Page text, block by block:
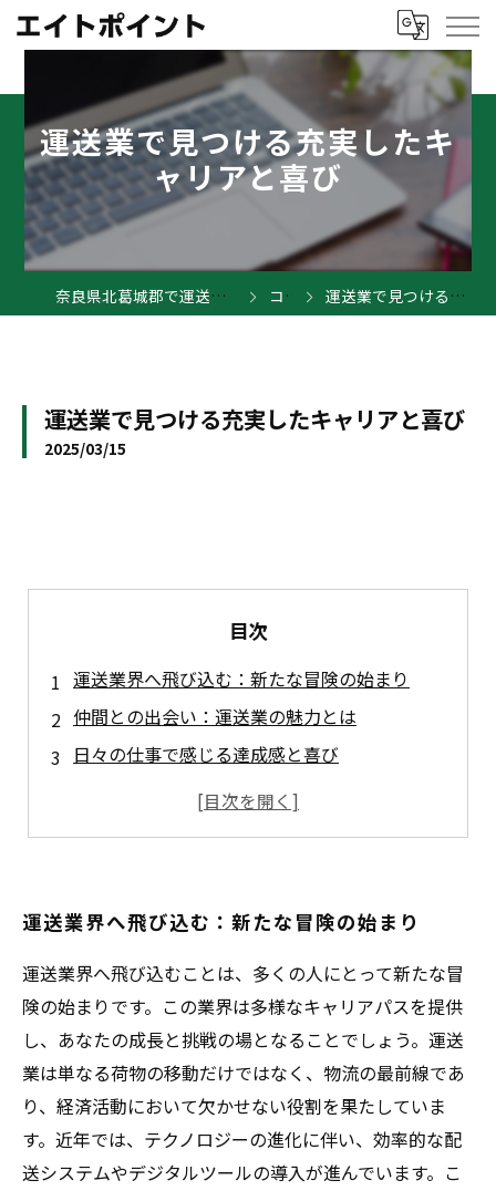
運送業で見つける充実したキ
ャリアと喜び
奈良県北葛城郡で運送業の求人ならエイトポイント コラム 運送業で見つける充実したキャリアと喜び
運送業で見つける充実したキャリアと喜び
2025/03/15
目次
運送業界へ飛び込む：新たな冒険の始まり
仲間との出会い：運送業の魅力とは
日々の仕事で感じる達成感と喜び
運送業でのキャリア形成：成長への道
運送業界へ飛び込む：新たな冒険の始まり
運送業界へ飛び込むことは、多くの人にとって新たな冒
険の始まりです。この業界は多様なキャリアパスを提供
し、あなたの成長と挑戦の場となることでしょう。運送
業は単なる荷物の移動だけではなく、物流の最前線であ
り、経済活動において欠かせない役割を果たしていま
す。近年では、テクノロジーの進化に伴い、効率的な配
送システムやデジタルツールの導入が進んでいます。こ